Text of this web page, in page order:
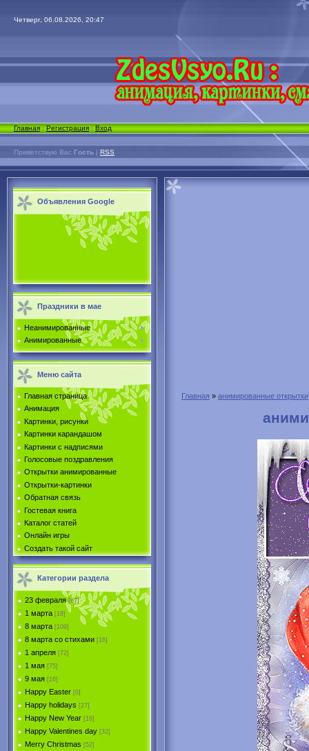
Четверг, 06.08.2026, 20:47
Главная|Регистрация|Вход
Приветствую Вас Гость | RSS
Объявления Google
Праздники в мае
Неанимированные
Анимированные
Меню сайта
Главная страница
Анимация
Картинки, рисунки
Картинки карандашом
Картинки с надписями
Голосовые поздравления
Открытки анимированные
Открытки-картинки
Обратная связь
Гостевая книга
Каталог статей
Онлайн игры
Создать такой сайт
Категории раздела
23 февраля [67]
1 марта [18]
8 марта [109]
8 марта со стихами [16]
1 апреля [72]
1 мая [75]
9 мая [16]
Happy Easter [0]
Happy holidays [27]
Happy New Year [16]
Happy Valentines day [32]
Merry Christmas [52]
Главная » анимированные открытки